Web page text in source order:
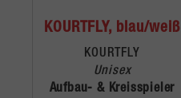
KOURTFLY, blau/weiß
KOURTFLY
Unisex
Aufbau- & Kreisspieler